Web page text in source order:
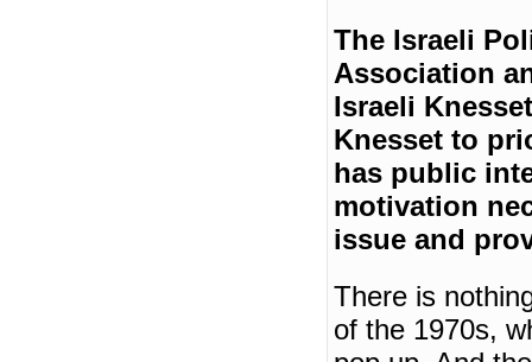
The Israeli
Association
Israeli
Knesset to
has public
motivation
issue and
There is
of the 1970s,